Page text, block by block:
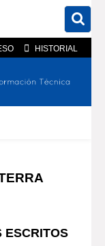
HISTORIAL
sitio
ESCRITOS